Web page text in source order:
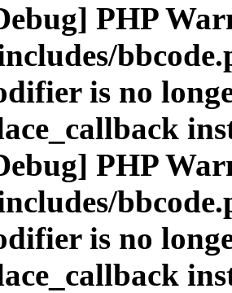
PHP
is no
PHP
is no